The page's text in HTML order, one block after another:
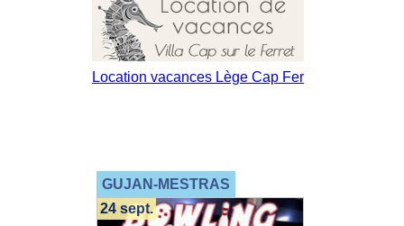
GUJAN-MESTRAS
24 sept.